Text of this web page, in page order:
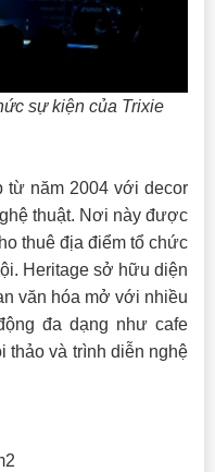
sự kiện của Trixie
từ năm 2004 với decor
thuật. Nơi này được
thuê địa điểm tổ chức
Heritage sở hữu diện
văn hóa mở với nhiều
đa dạng như cafe
thảo và trình diễn nghệ